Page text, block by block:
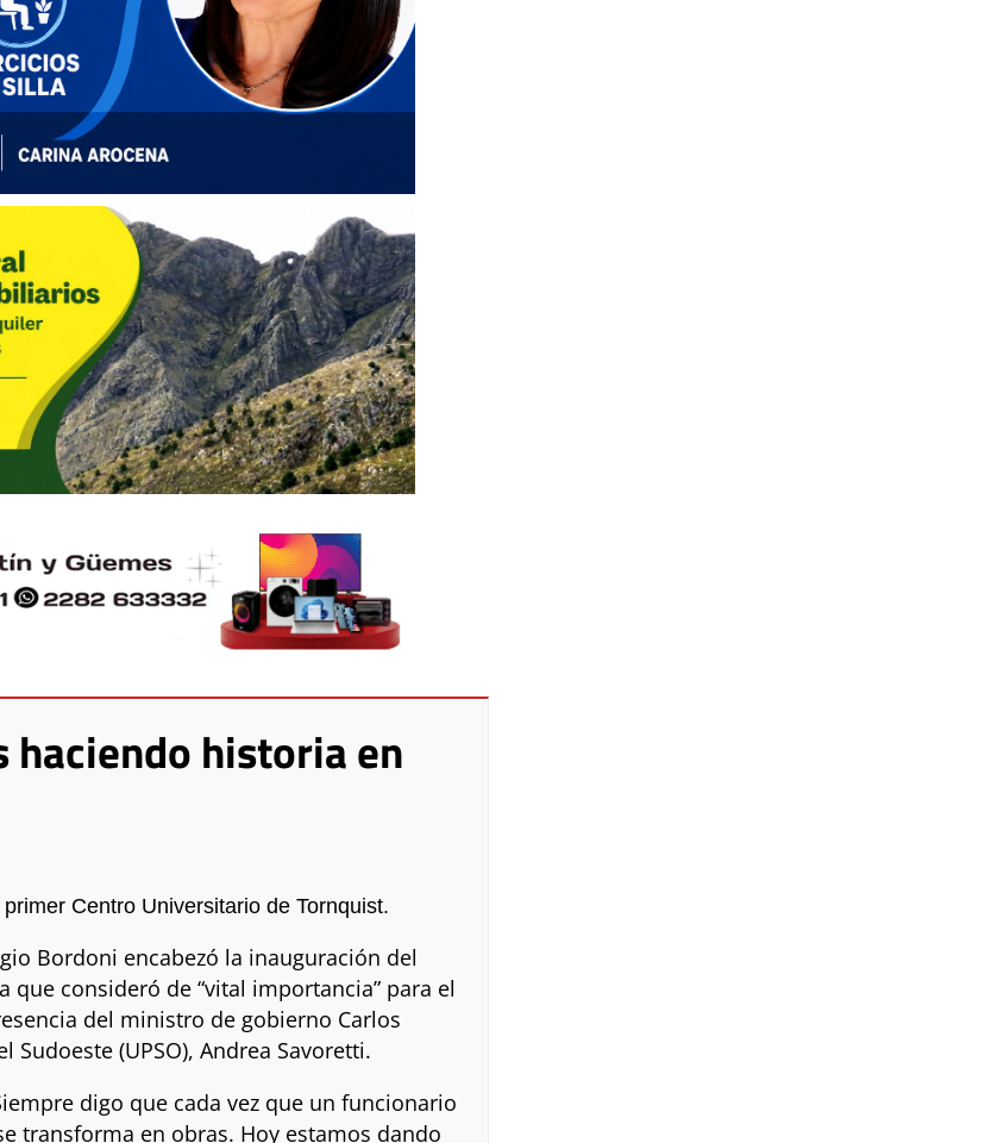
haciendo historia en
Centro Universitario de Tornquist.
Bordoni encabezó la inauguración del
consideró de “vital importancia” para el
del ministro de gobierno Carlos
(UPSO), Andrea Savoretti.
digo que cada vez que un funcionario
transforma en obras. Hoy estamos dando